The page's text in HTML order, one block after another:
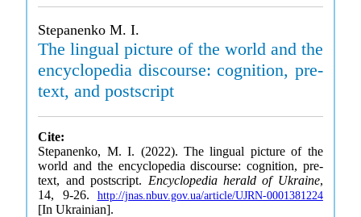
Stepanenko M. I.
The lingual picture of the world and the
encyclopedia discourse: cognition, pre-
text, and postscript
Cite:
Stepanenko, M. I. (2022). The lingual picture of the
world and the encyclopedia discourse: cognition, pre-
text, and postscript. Encyclopedia herald of Ukraine,
14, 9-26. http://jnas.nbuv.gov.ua/article/UJRN-0001381224
[In Ukrainian].